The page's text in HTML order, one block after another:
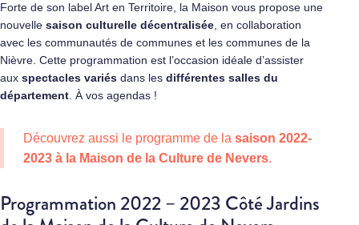
Forte de son label Art en Territoire, la Maison vous propose une
nouvelle saison culturelle décentralisée, en collaboration
avec les communautés de communes et les communes de la
Nièvre. Cette programmation est l’occasion idéale d’assister
aux spectacles variés dans les différentes salles du
département. À vos agendas !
Découvrez aussi le programme de la saison 2022-
2023 à la Maison de la Culture de Nevers.
Programmation 2022 – 2023 Côté Jardins